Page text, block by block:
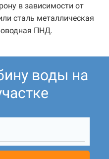
в зависимости от
сталь металлическая
ПНД.
воды на